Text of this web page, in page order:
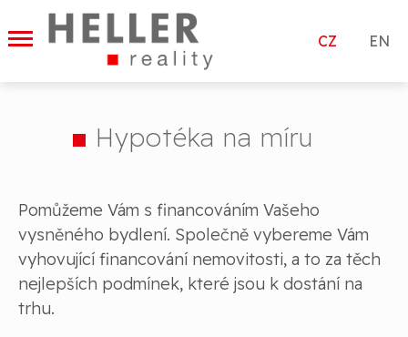
CZ EN
Hypotéka na míru
Pomůžeme Vám s financováním Vašeho
vysněného bydlení. Společně vybereme Vám
vyhovující financování nemovitosti, a to za těch
nejlepších podmínek, které jsou k dostání na
trhu.